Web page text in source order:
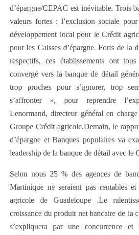
d’épargne/CEPAC est inévitable. Trois
valeurs fortes : l’exclusion sociale
développement local pour le Crédit
pour les Caisses d’épargne. Forts de la
respectifs, ces établissements ont
convergé vers la banque de détail
trop proches pour s’ignorer, trop
s’affronter », pour reprendre
Lenormand, directeur général en
Groupe Crédit agricole.Demain, le
d’épargne et Banques populaires va
leadership de la banque de détail avec le
Selon nous 25 % des agences de
Martinique ne seraient pas rentables
agricole de Guadeloupe .Le
croissance du produit net bancaire de la
s’expliquera par une concurrence et